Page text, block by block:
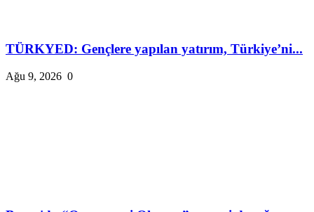
TÜRKYED: Gençlere yapılan yatırım, Türkiye’ni...
Ağu 9, 2026 0